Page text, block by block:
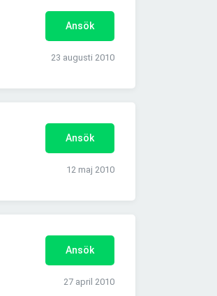
Ansök
23 augusti 2010
Ansök
12 maj 2010
Ansök
27 april 2010